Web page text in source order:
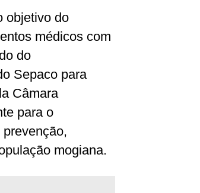
objetivo do
médicos com
do
Sepaco para
Câmara
para o
mogiana.